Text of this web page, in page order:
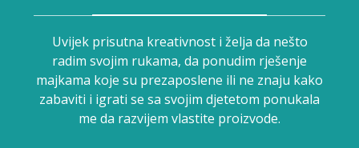
Uvijek prisutna kreativnost i želja da nešto
radim svojim rukama, da ponudim rješenje
majkama koje su prezaposlene ili ne znaju kako
zabaviti i igrati se sa svojim djetetom ponukala
me da razvijem vlastite proizvode.